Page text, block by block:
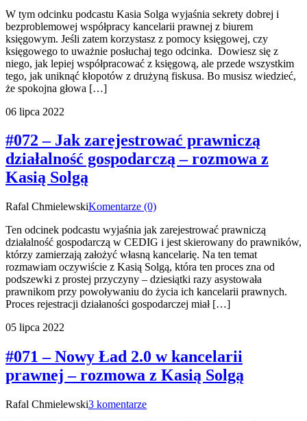
W tym odcinku podcastu Kasia Solga wyjaśnia sekrety dobrej i
bezproblemowej współpracy kancelarii prawnej z biurem
księgowym. Jeśli zatem korzystasz z pomocy księgowej, czy
księgowego to uważnie posłuchaj tego odcinka. Dowiesz się z
niego, jak lepiej współpracować z księgową, ale przede wszystkim
tego, jak uniknąć kłopotów z drużyną fiskusa. Bo musisz wiedzieć,
że spokojna głowa […]
06 lipca 2022
#072 – Jak zarejestrować prawniczą
działalność gospodarczą – rozmowa z
Kasią Solgą
Rafal ChmielewskiKomentarze (0)
Ten odcinek podcastu wyjaśnia jak zarejestrować prawniczą
działalność gospodarczą w CEDIG i jest skierowany do prawników,
którzy zamierzają założyć własną kancelarię. Na ten temat
rozmawiam oczywiście z Kasią Solgą, która ten proces zna od
podszewki z prostej przyczyny – dziesiątki razy asystowała
prawnikom przy powoływaniu do życia ich kancelarii prawnych.
Proces rejestracji działaności gospodarczej miał […]
05 lipca 2022
#071 – Nowy Ład 2.0 w kancelarii
prawnej – rozmowa z Kasią Solgą
Rafal Chmielewski3 komentarze